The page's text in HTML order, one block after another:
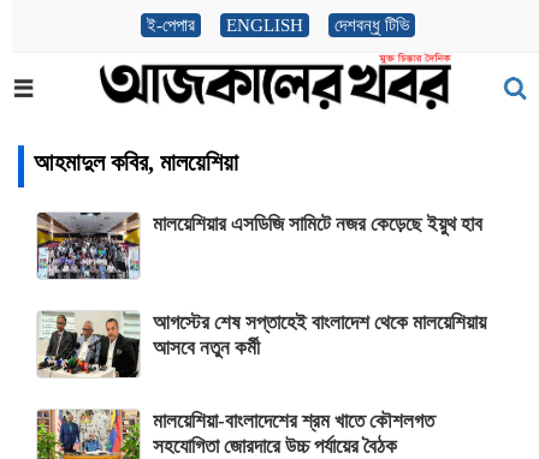
ই-পেপার ENGLISH দেশবন্ধু টিভি
আহমাদুল কবির, মালয়েশিয়া
মালয়েশিয়ার এসডিজি সামিটে নজর কেড়েছে ইয়ুথ হাব
আগস্টের শেষ সপ্তাহেই বাংলাদেশ থেকে মালয়েশিয়ায়
আসবে নতুন কর্মী
মালয়েশিয়া-বাংলাদেশের শ্রম খাতে কৌশলগত
সহযোগিতা জোরদারে উচ্চ পর্যায়ের বৈঠক